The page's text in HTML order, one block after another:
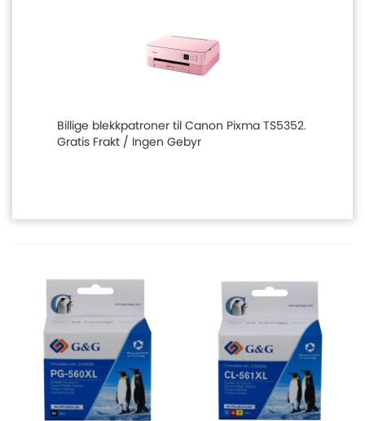
Billige blekkpatroner til Canon Pixma TS5352.
Gratis Frakt / Ingen Gebyr